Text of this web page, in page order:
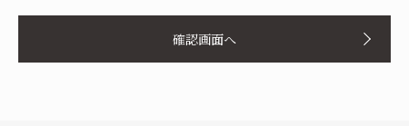
当社は、個人情報の取扱いに関して、法令、国が定める指針そ
の他の規範等を遵守した取得やその利用に努めてまいります。
確認画面へ